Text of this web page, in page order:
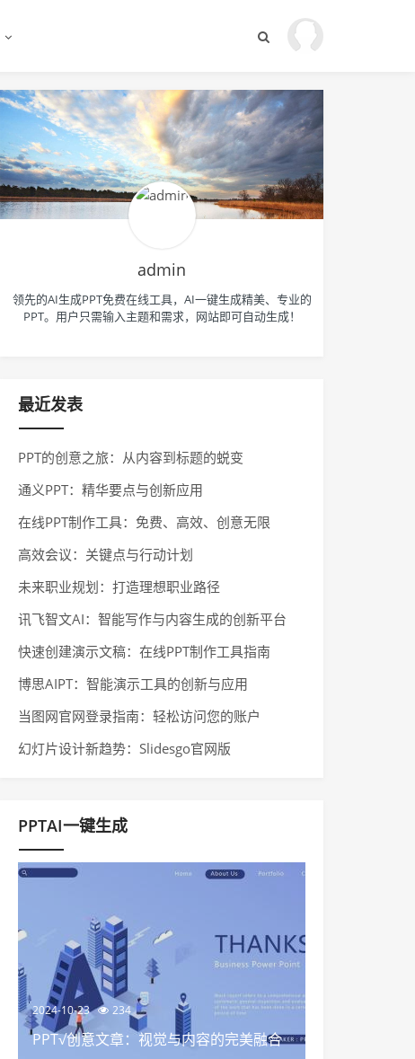
admin
领先的AI生成PPT免费在线工具，AI一键生成精美、专业的
PPT。用户只需输入主题和需求，网站即可自动生成！
最近发表
PPT的创意之旅：从内容到标题的蜕变
通义PPT：精华要点与创新应用
在线PPT制作工具：免费、高效、创意无限
高效会议：关键点与行动计划
未来职业规划：打造理想职业路径
讯飞智文AI：智能写作与内容生成的创新平台
快速创建演示文稿：在线PPT制作工具指南
博思AIPT：智能演示工具的创新与应用
当图网官网登录指南：轻松访问您的账户
幻灯片设计新趋势：Slidesgo官网版
PPTAI一键生成
2024-10-23 234
PPT√创意文章：视觉与内容的完美融合